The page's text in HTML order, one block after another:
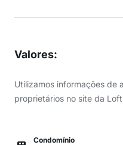
Valores:
Utilizamos informações de
proprietários no site da
Condomínio